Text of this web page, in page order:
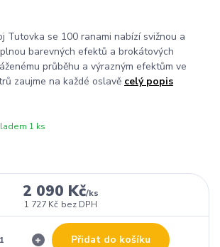
Tutovka se 100 ranami nabízí svižnou a
barevných efektů a brokátových
průběhu a výrazným efektům ve
zaujme na každé oslavě celý popis
1 ks
2 090 Kč/ks
1 727 Kč bez DPH
Přidat do košíku